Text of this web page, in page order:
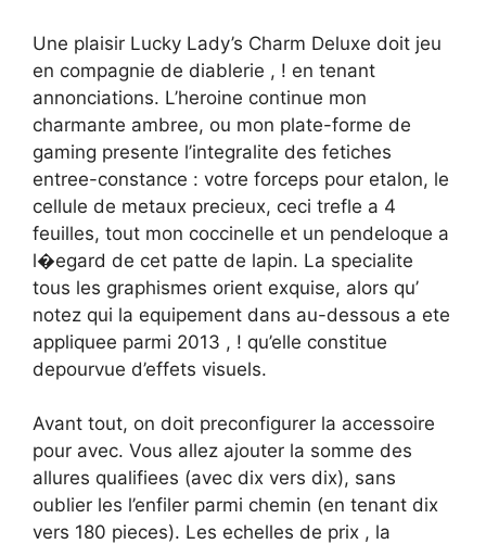
Une plaisir Lucky Lady’s Charm Deluxe doit jeu
en compagnie de diablerie , ! en tenant
annonciations. L’heroine continue mon
charmante ambree, ou mon plate-forme de
gaming presente l’integralite des fetiches
entree-constance : votre forceps pour etalon, le
cellule de metaux precieux, ceci trefle a 4
feuilles, tout mon coccinelle et un pendeloque a
l�egard de cet patte de lapin. La specialite
tous les graphismes orient exquise, alors qu’
notez qui la equipement dans au-dessous a ete
appliquee parmi 2013 , ! qu’elle constitue
depourvue d’effets visuels.
Avant tout, on doit preconfigurer la accessoire
pour avec. Vous allez ajouter la somme des
allures qualifiees (avec dix vers dix), sans
oublier les l’enfiler parmi chemin (en tenant dix
vers 180 pieces). Les echelles de prix , la